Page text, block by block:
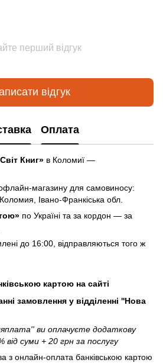
перший відгук
відгук
Оплата
Книг» в Коломиї —
магазину для самовиносу:
Івано-Франкіська обл.
по Україні та за кордон — за
до 16:00, відправляються того ж
картою на сайті
замовлення у відділенні ''Нова
ви оплачуєте додаткову
від суми + 20 грн за послугу
з онлайн-оплата банківською картою